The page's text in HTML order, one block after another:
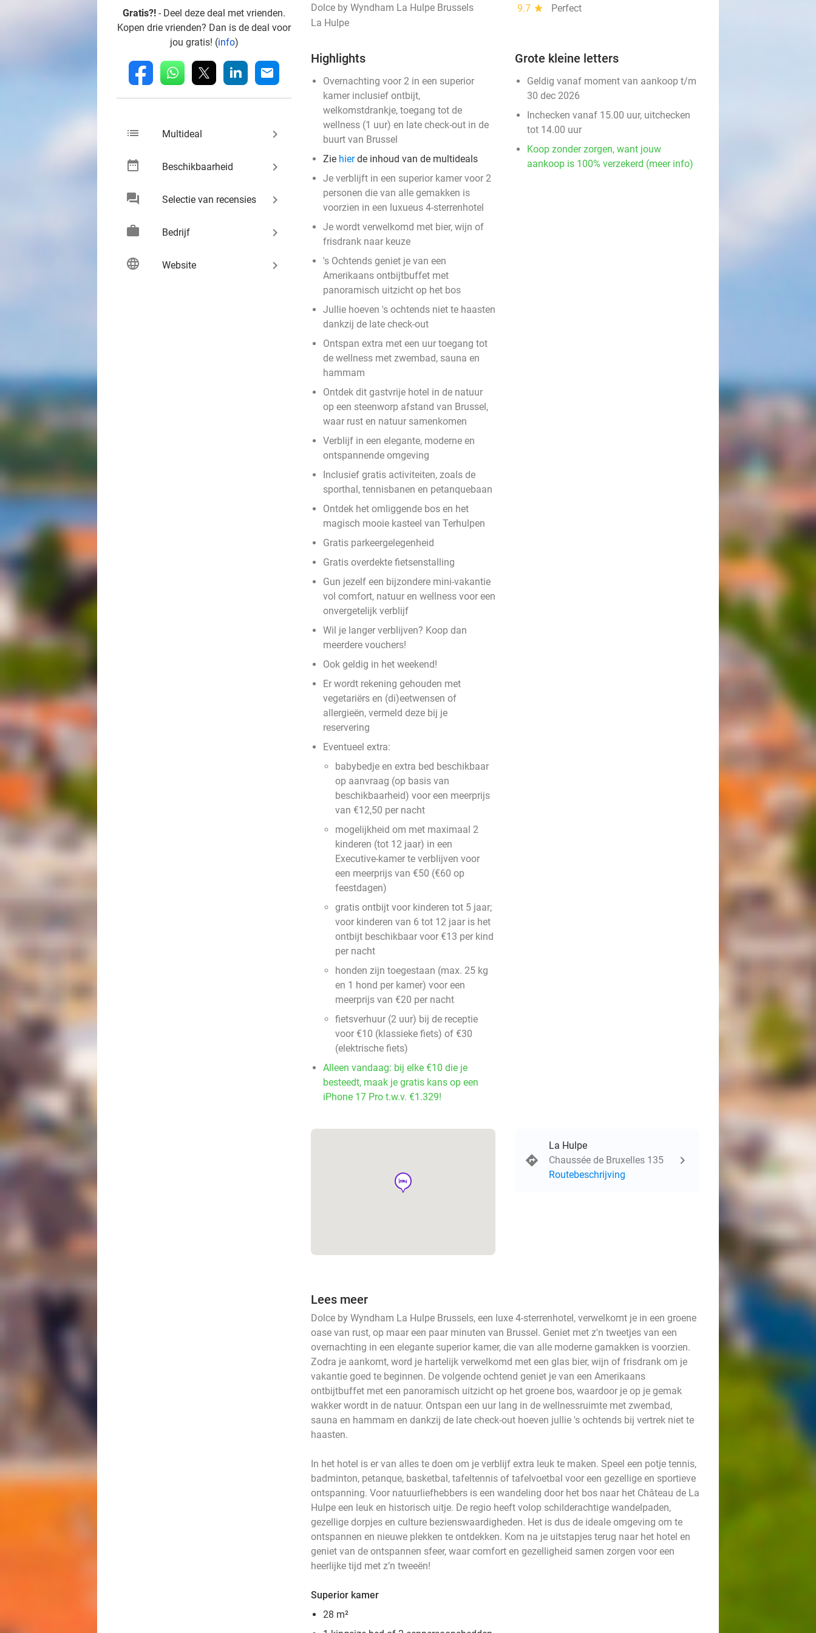
Gratis?! - Deel deze deal met vrienden.
Kopen drie vrienden? Dan is de deal voor
jou gratis! (info)
fb whatsapp linkedin mail
list Multideal keyboard_arrow_right
date_range Beschikbaarheid keyboard_arrow_right
chat Selectie van recensies keyboard_arrow_right
work Bedrijf keyboard_arrow_right
language Website keyboard_arrow_right
Dolce by Wyndham La Hulpe Brussels 9.7 star
Perfect
La Hulpe
Highlights
Overnachting voor 2 in een superior
kamer inclusief ontbijt,
welkomstdrankje, toegang tot de
wellness (1 uur) en late check-out in de
buurt van Brussel
Zie hierde inhoud van de multideals
Je verblijft in een superior kamer voor 2
personen die van alle gemakken is
voorzien in een luxueus 4-sterrenhotel
Je wordt verwelkomd met bier, wijn of
frisdrank naar keuze
's Ochtends geniet je van een
Amerikaans ontbijtbuffet met
panoramisch uitzicht op het bos
Jullie hoeven 's ochtends niet te haasten
dankzij de late check-out
Ontspan extra met een uur toegang tot
de wellness met zwembad, sauna en
hammam
Ontdek dit gastvrije hotel in de natuur
op een steenworp afstand van Brussel,
waar rust en natuur samenkomen
Verblijf in een elegante, moderne en
ontspannende omgeving
Inclusief gratis activiteiten, zoals de
sporthal, tennisbanen en petanquebaan
Ontdek het omliggende bos en het
magisch mooie kasteel van Terhulpen
Gratis parkeergelegenheid
Gratis overdekte fietsenstalling
Gun jezelf een bijzondere mini-vakantie
vol comfort, natuur en wellness voor een
onvergetelijk verblijf
Wil je langer verblijven? Koop dan
meerdere vouchers!
Ook geldig in het weekend!
Er wordt rekening gehouden met
vegetariërs en (di)eetwensen of
allergieën, vermeld deze bij je
reservering
Eventueel extra:
babybedje en extra bed beschikbaar
op aanvraag (op basis van
beschikbaarheid) voor een meerprijs
van €12,50 per nacht
mogelijkheid om met maximaal 2
kinderen (tot 12 jaar) in een
Executive-kamer te verblijven voor
een meerprijs van €50 (€60 op
feestdagen)
gratis ontbijt voor kinderen tot 5 jaar;
voor kinderen van 6 tot 12 jaar is het
ontbijt beschikbaar voor €13 per kind
per nacht
honden zijn toegestaan (max. 25 kg
en 1 hond per kamer) voor een
meerprijs van €20 per nacht
fietsverhuur (2 uur) bij de receptie
voor €10 (klassieke fiets) of €30
(elektrische fiets)
Alleen vandaag: bij elke €10 die je
besteedt, maak je gratis kans op een
iPhone 17 Pro t.w.v. €1.329!
Grote kleine letters
Geldig vanaf moment van aankoop t/m
30 dec 2026
Inchecken vanaf 15.00 uur, uitchecken
tot 14.00 uur
Koop zonder zorgen, want jouw
aankoop is 100% verzekerd (meer info)
hotel
La Hulpe
Chaussée de Bruxelles 135
Routebeschrijving
Lees meer
Dolce by Wyndham La Hulpe Brussels, een luxe 4-sterrenhotel, verwelkomt je in een groene
oase van rust, op maar een paar minuten van Brussel. Geniet met z'n tweetjes van een
overnachting in een elegante superior kamer, die van alle moderne gamakken is voorzien.
Zodra je aankomt, word je hartelijk verwelkomd met een glas bier, wijn of frisdrank om je
vakantie goed te beginnen. De volgende ochtend geniet je van een Amerikaans
ontbijtbuffet met een panoramisch uitzicht op het groene bos, waardoor je op je gemak
wakker wordt in de natuur. Ontspan een uur lang in de wellnessruimte met zwembad,
sauna en hammam en dankzij de late check-out hoeven jullie 's ochtends bij vertrek niet te
haasten.
In het hotel is er van alles te doen om je verblijf extra leuk te maken. Speel een potje tennis,
badminton, petanque, basketbal, tafeltennis of tafelvoetbal voor een gezellige en sportieve
ontspanning. Voor natuurliefhebbers is een wandeling door het bos naar het Château de La
Hulpe een leuk en historisch uitje. De regio heeft volop schilderachtige wandelpaden,
gezellige dorpjes en culture bezienswaardigheden. Het is dus de ideale omgeving om te
ontspannen en nieuwe plekken te ontdekken. Kom na je uitstapjes terug naar het hotel en
geniet van de ontspannen sfeer, waar comfort en gezelligheid samen zorgen voor een
heerlijke tijd met z’n tweeën!
Superior kamer
28 m²